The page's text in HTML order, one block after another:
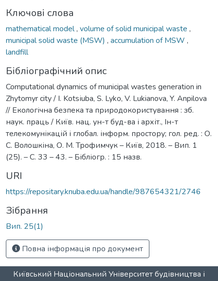
Ключові слова
mathematical model, volume of solid municipal waste ,
municipal solid waste (MSW) , accumulation of MSW ,
landfill
Бібліографічний опис
Computational dynamics of municipal wastes generation in
Zhytomyr city / I. Kotsіuba, S. Lyko, V. Lukianova, Y. Anpilova
// Екологічна безпека та природокористування : зб.
наук. праць / Київ. нац. ун-т буд-ва і архіт., Ін-т
телекомунікацій і глобал. інформ. простору; гол. ред. : О.
С. Волошкіна, О. М. Трофимчук – Київ, 2018. – Вип. 1
(25). – С. 33 – 43. – Бібліогр. : 15 назв.
URI
https://repositary.knuba.edu.ua/handle/987654321/2746
Зібрання
Вип. 25(1)
Повна інформація про документ
Київський Національний Університет будівництва і